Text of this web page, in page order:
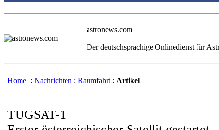
astronews.com
Der deutschsprachige Onlinedienst für
Home : Nachrichten : Raumfahrt : Artikel
TUGSAT-1